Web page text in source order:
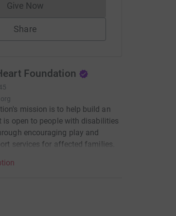
Give NowDonations cannot currently be made
Share
Foundation
mission is to help build an
is open to people with disabilities
encouraging play and
services for affected families.